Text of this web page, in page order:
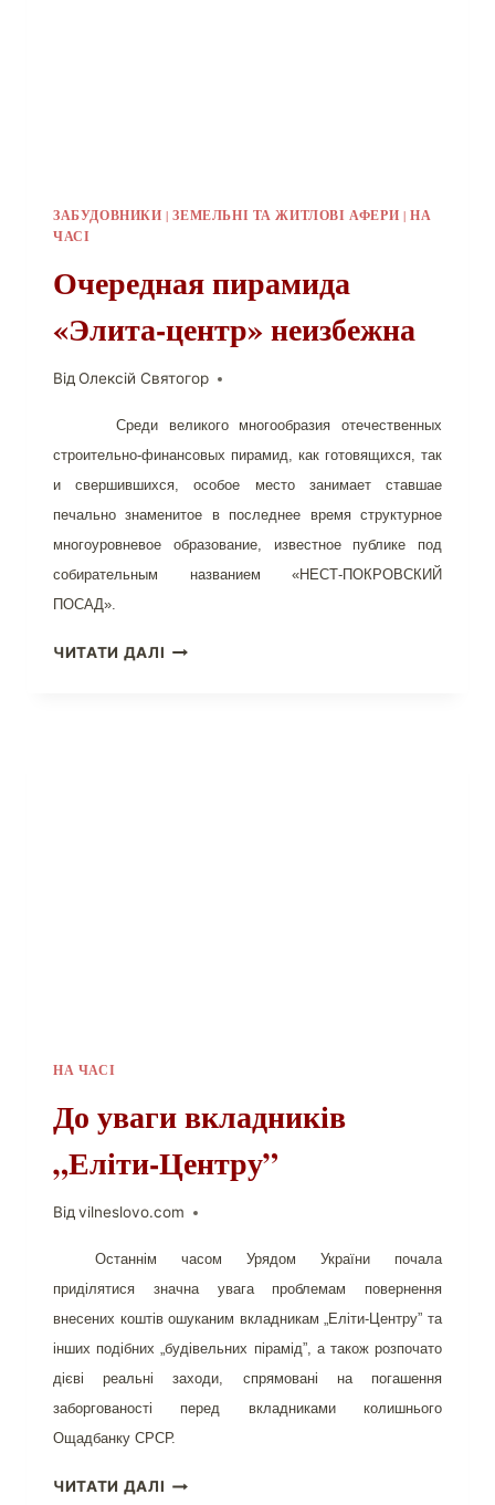
ЗАБУДОВНИКИ |ЗЕМЕЛЬНІ ТА ЖИТЛОВІ АФЕРИ |НА
ЧАСІ
Очередная пирамида
«Элита-центр» неизбежна
ВідОлексій Святогор
Среди великого многообразия отечественных
строительно-финансовых пирамид, как готовящихся, так
и свершившихся, особое место занимает ставшае
печально знаменитое в последнее время структурное
многоуровневое образование, известное публике под
собирательным названием «НЕСТ-ПОКРОВСКИЙ
ПОСАД».
ЧИТАТИ ДАЛІ ОЧЕРЕДНАЯ
НА ЧАСІ
До уваги вкладників
„Еліти-Центру”
Відvilneslovo.com
Останнім часом Урядом України почала
приділятися значна увага проблемам повернення
внесених коштів ошуканим вкладникам „Еліти-Центру” та
інших подібних „будівельних пірамід”, а також розпочато
дієві реальні заходи, спрямовані на погашення
заборгованості перед вкладниками колишнього
Ощадбанку СРСР.
ЧИТАТИ ДАЛІ ДО